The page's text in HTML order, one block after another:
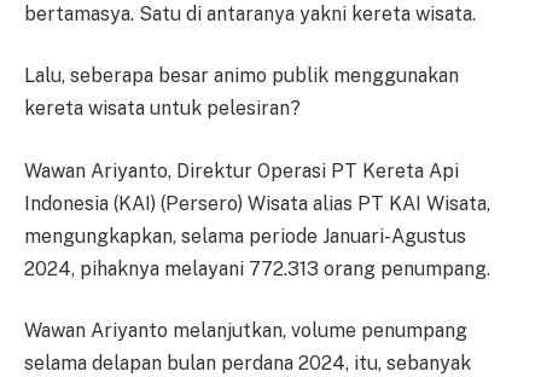
bertamasya. Satu di antaranya yakni kereta wisata.
Lalu, seberapa besar animo publik menggunakan
kereta wisata untuk pelesiran?
Wawan Ariyanto, Direktur Operasi PT Kereta Api
Indonesia (KAI) (Persero) Wisata alias PT KAI Wisata,
mengungkapkan, selama periode Januari-Agustus
2024, pihaknya melayani 772.313 orang penumpang.
Wawan Ariyanto melanjutkan, volume penumpang
selama delapan bulan perdana 2024, itu, sebanyak